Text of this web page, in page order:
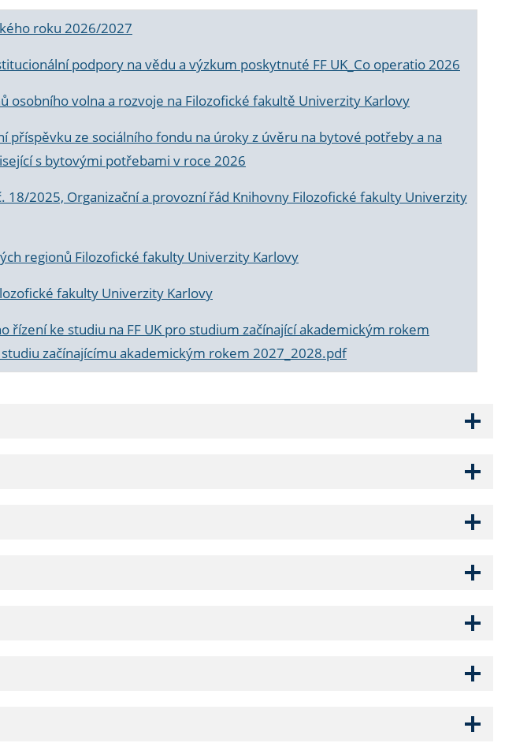
roku 2026/2027
podpory na vědu a výzkum poskytnuté FF UK_Co operatio 2026
osobního volna a rozvoje na Filozofické fakultě Univerzity Karlovy
příspěvku ze sociálního fondu na úroky z úvěru na bytové potřeby a na
s bytovými potřebami v roce 2026
18/2025, Organizační a provozní řád Knihovny Filozofické fakulty Univerzity
regionů Filozofické fakulty Univerzity Karlovy
fakulty Univerzity Karlovy
řízení ke studiu na FF UK pro studium začínající akademickým rokem
začínajícímu akademickým rokem 2027_2028.pdf